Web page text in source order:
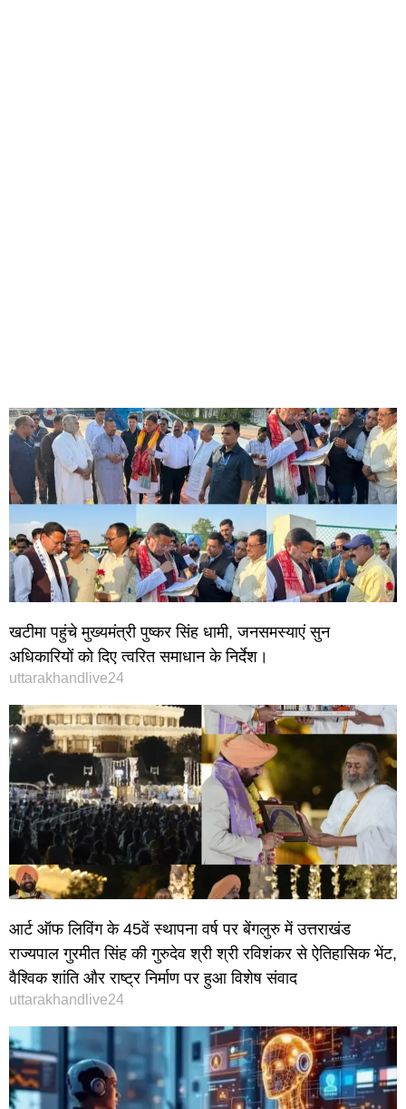
खटीमा पहुंचे मुख्यमंत्री पुष्कर सिंह धामी, जनसमस्याएं सुन
अधिकारियों को दिए त्वरित समाधान के निर्देश।
uttarakhandlive24
आर्ट ऑफ लिविंग के 45वें स्थापना वर्ष पर बेंगलुरु में उत्तराखंड
राज्यपाल गुरमीत सिंह की गुरुदेव श्री श्री रविशंकर से ऐतिहासिक भेंट,
वैश्विक शांति और राष्ट्र निर्माण पर हुआ विशेष संवाद
uttarakhandlive24